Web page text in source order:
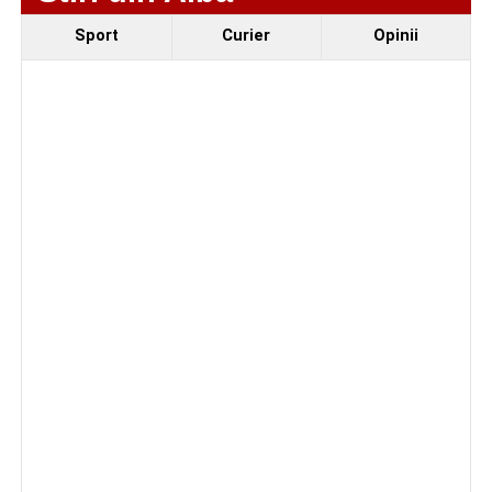
Regelui. Intervin pompierii din Sebeș
Sport Curier Opinii